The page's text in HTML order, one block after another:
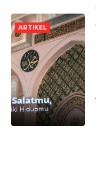
ARTIKEL